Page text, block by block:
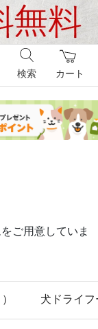
カート
検索
ご用意していま
犬ドライフ